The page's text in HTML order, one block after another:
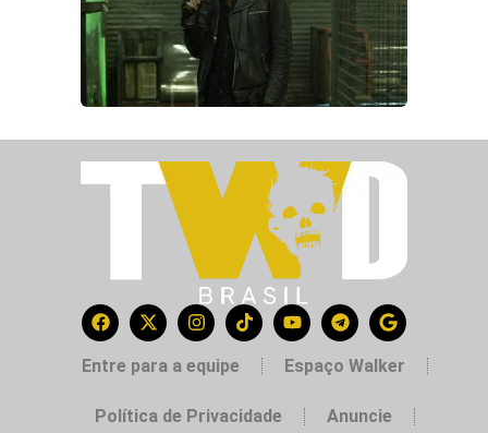
Entre para a equipe Espaço Walker
Política de Privacidade Anuncie